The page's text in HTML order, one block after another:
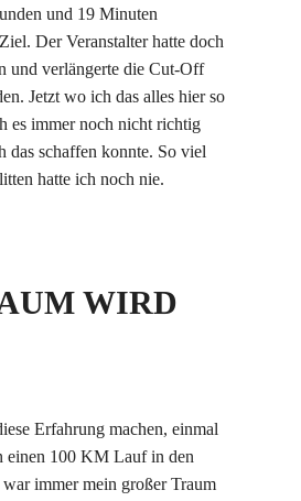
und 19 Minuten
Der Veranstalter hatte doch
und verlängerte die Cut-Off
Jetzt wo ich das alles hier so
es immer noch nicht richtig
das schaffen konnte. So viel
hatte ich noch nie.
WIRD
Erfahrung machen, einmal
einen 100 KM Lauf in den
immer mein großer Traum